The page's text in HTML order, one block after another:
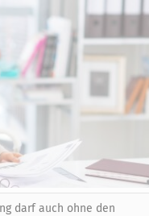
darf auch ohne den